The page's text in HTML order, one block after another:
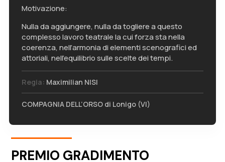
Motivazione:
Nulla da aggiungere, nulla da togliere a questo
complesso lavoro teatrale la cui forza sta nella
coerenza, nell’armonia di elementi scenografici ed
attoriali, nell’equilibrio sulle scelte dei tempi.
Regia: Maximilian NISI
COMPAGNIA DELL’ORSO di Lonigo (VI)
PREMIO GRADIMENTO